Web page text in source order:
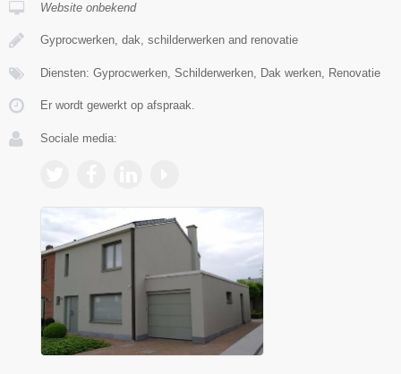
Website onbekend
Gyprocwerken, dak, schilderwerken and renovatie
Diensten: Gyprocwerken, Schilderwerken, Dak werken, Renovatie
Er wordt gewerkt op afspraak.
Sociale media: